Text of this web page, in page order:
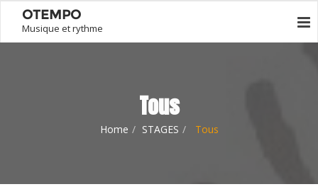
OTEMPO
Musique et rythme
Tous
Home STAGES Tous